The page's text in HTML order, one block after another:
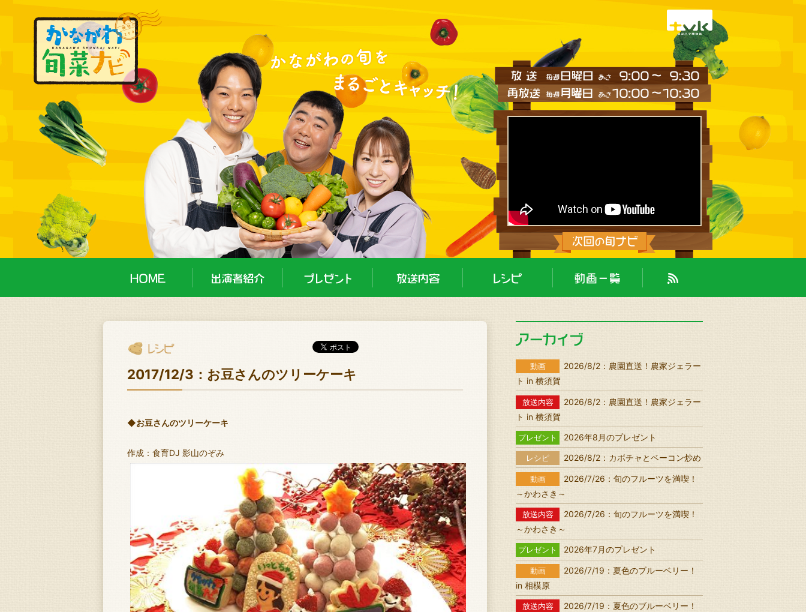
2017/12/3：お豆さんのツリーケーキ
◆お豆さんのツリーケーキ
作成：食育DJ 影山のぞみ
動画
2026/8/2：農園直送！農家ジェラー
ト in 横須賀
放送内容
2026/8/2：農園直送！農家ジェラー
ト in 横須賀
プレゼント 2026年8月のプレゼント
レシピ 2026/8/2：カボチャとベーコン炒め
動画
2026/7/26：旬のフルーツを満喫！
～かわさき～
放送内容
2026/7/26：旬のフルーツを満喫！
～かわさき～
プレゼント 2026年7月のプレゼント
動画
2026/7/19：夏色のブルーベリー！
in 相模原
放送内容
2026/7/19：夏色のブルーベリー！